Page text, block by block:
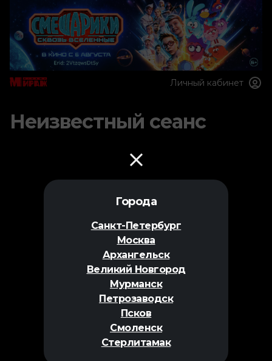
Города
Санкт-Петербург
Москва
Архангельск
Великий Новгород
Мурманск
Петрозаводск
Псков
Смоленск
Стерлитамак
Личный кабинет
Неизвестный сеанс